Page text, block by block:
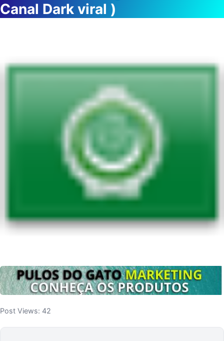
Canal Dark viral )
Post Views: 42